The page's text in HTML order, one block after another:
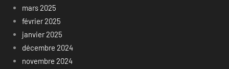
mars 2025
février 2025
janvier 2025
décembre 2024
novembre 2024